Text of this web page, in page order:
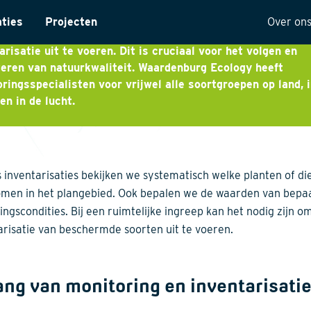
Projecten Over ons
Onze
Visie
is het volgen van flora- en faunaontwikkelingen, door
uit te voeren. Dit is cruciaal voor het volgen en
van natuurkwaliteit. Waardenburg Ecology heeft
voor vrijwel alle soortgroepen op land,
in de lucht.
inventarisaties bekijken we systematisch welke planten of
in het plangebied. Ook bepalen we de waarden van
Bij een ruimtelijke ingreep kan het nodig zijn
van beschermde soorten uit te voeren.
van monitoring en